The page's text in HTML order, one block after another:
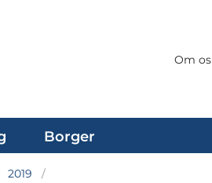
Om os
Borger
2019